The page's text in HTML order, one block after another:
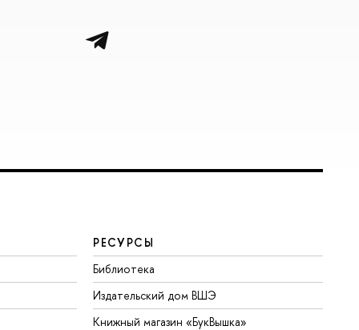
РЕСУРСЫ
Библиотека
Издательский дом ВШЭ
Книжный магазин «БукВышка»